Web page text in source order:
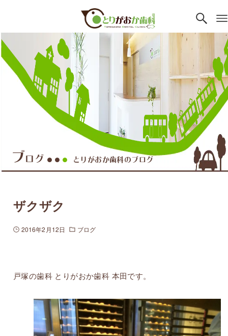
ブログ ●● ● とりがおか歯科のブログ
ザクザク
2016年2月12日 ブログ
戸塚の歯科 とりがおか歯科 本田です。